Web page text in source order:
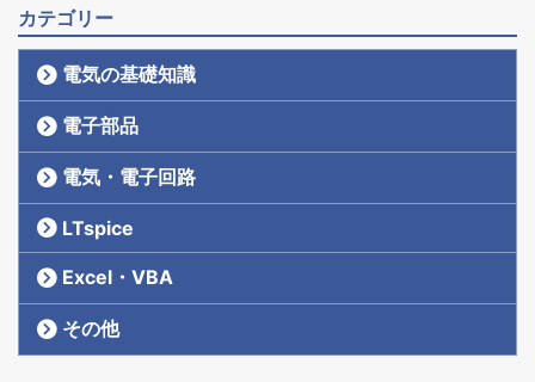
カテゴリー
電気の基礎知識
電子部品
電気・電子回路
LTspice
Excel・VBA
その他